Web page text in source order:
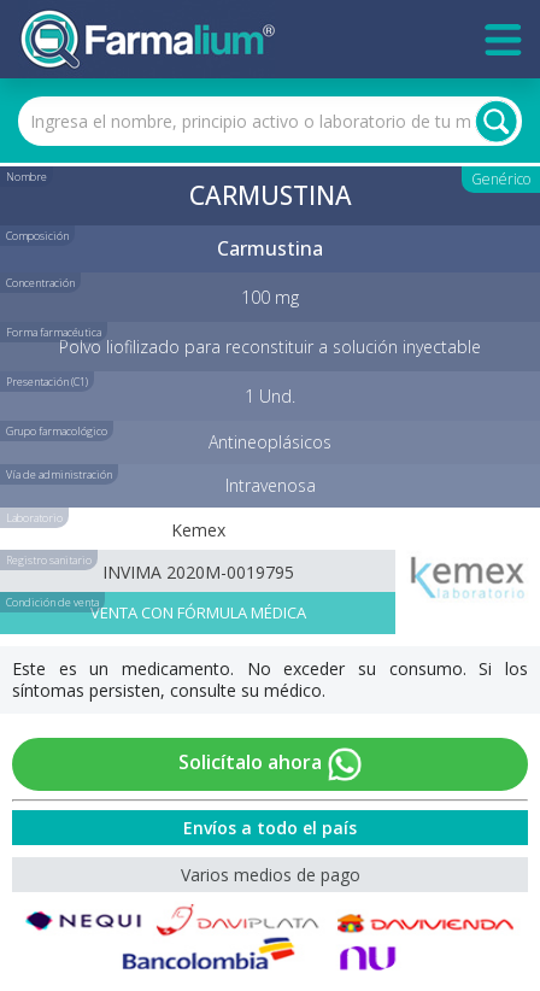
Nombre Genérico
CARMUSTINA
Composición Carmustina
Concentración
100 mg
Forma farmacéutica
Polvo liofilizado para reconstituir a solución inyectable
Presentación (C1)
1 Und.
Grupo farmacológico Antineoplásicos
Vía de administración Intravenosa
Laboratorio
Kemex
Registro sanitario
INVIMA 2020M-0019795
Condición de ventaVENTA CON FÓRMULA MÉDICA
Este es un medicamento. No exceder su consumo. Si los
síntomas persisten, consulte su médico.
Solicítalo ahora
Envíos a todo el país
Varios medios de pago